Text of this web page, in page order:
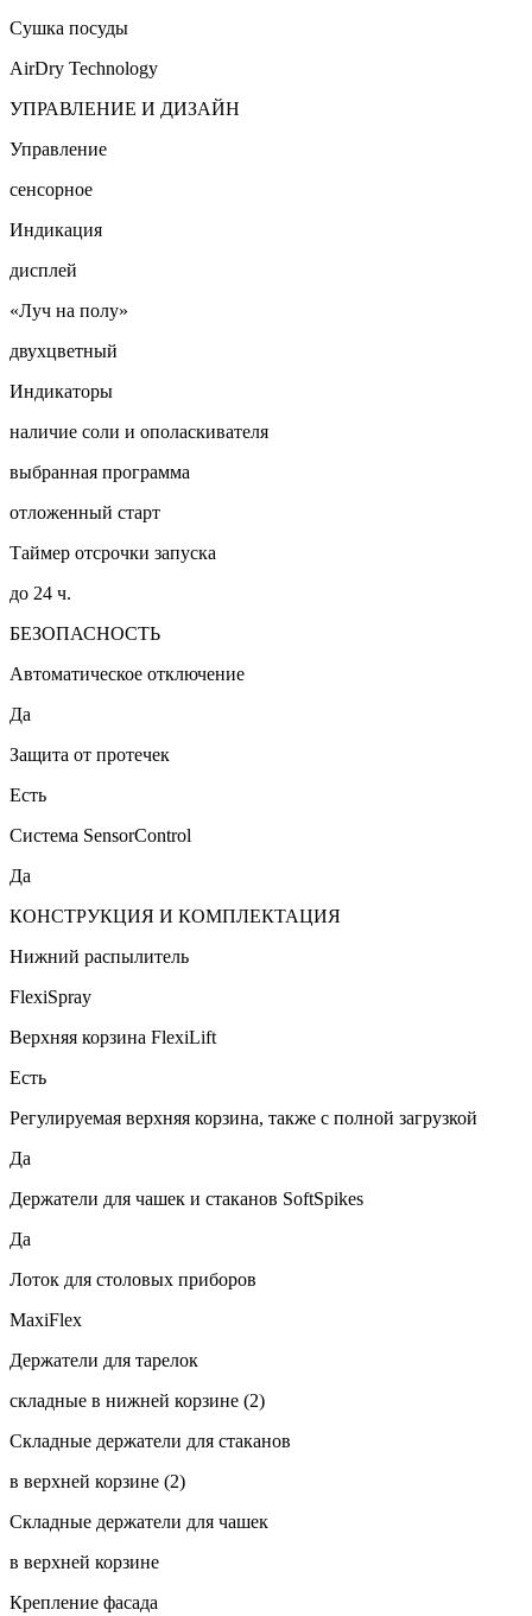
Сушка посуды
AirDry Technology
УПРАВЛЕНИЕ И ДИЗАЙН
Управление
сенсорное
Индикация
дисплей
«Луч на полу»
двухцветный
Индикаторы
наличие соли и ополаскивателя
выбранная программа
отложенный старт
Таймер отсрочки запуска
до 24 ч.
БЕЗОПАСНОСТЬ
Автоматическое отключение
Да
Защита от протечек
Есть
Система SensorControl
Да
КОНСТРУКЦИЯ И КОМПЛЕКТАЦИЯ
Нижний распылитель
FlexiSpray
Верхняя корзина FlexiLift
Есть
Регулируемая верхняя корзина, также с полной загрузкой
Да
Держатели для чашек и стаканов SoftSpikes
Да
Лоток для столовых приборов
MaxiFlex
Держатели для тарелок
складные в нижней корзине (2)
Складные держатели для стаканов
в верхней корзине (2)
Складные держатели для чашек
в верхней корзине
Крепление фасада